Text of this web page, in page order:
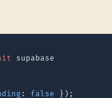
supabase
: false });